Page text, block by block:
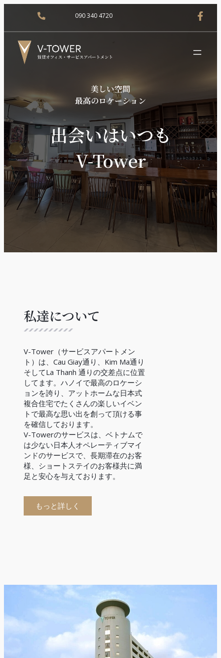
090 340 4720
美しい空間
最高のロケーション
出会いはいつも
V-Tower
私達について
V-Tower（サービスアパートメン
ト）は、Cau Giay通り、Kim Ma通り
そしてLa Thanh 通りの交差点に位置
してます。ハノイで最高のロケーシ
ョンを誇り、アットホームな日本式
複合住宅でたくさんの楽しいイベン
トで最高な思い出を創って頂ける事
を確信しております。
V-Towerのサービスは、ベトナムで
は少ない日本人オペレーティブマイ
ンドのサービスで、長期滞在のお客
様、ショートステイのお客様共に満
足と安心を与えております。
もっと詳しく